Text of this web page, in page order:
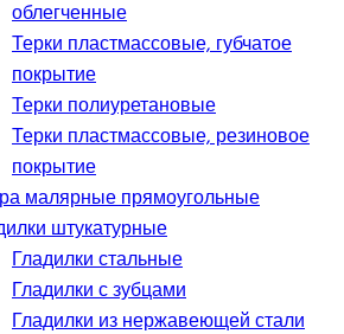
облегченные
Терки пластмассовые, губчатое
покрытие
Терки полиуретановые
Терки пластмассовые, резиновое
покрытие
малярные прямоугольные
штукатурные
Гладилки стальные
Гладилки с зубцами
Гладилки из нержавеющей стали